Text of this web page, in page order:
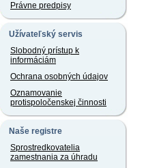
Právne predpisy
Užívateľský servis
Slobodný prístup k
informáciám
Ochrana osobných údajov
Oznamovanie
protispoločenskej činnosti
Naše registre
Sprostredkovatelia
zamestnania za úhradu